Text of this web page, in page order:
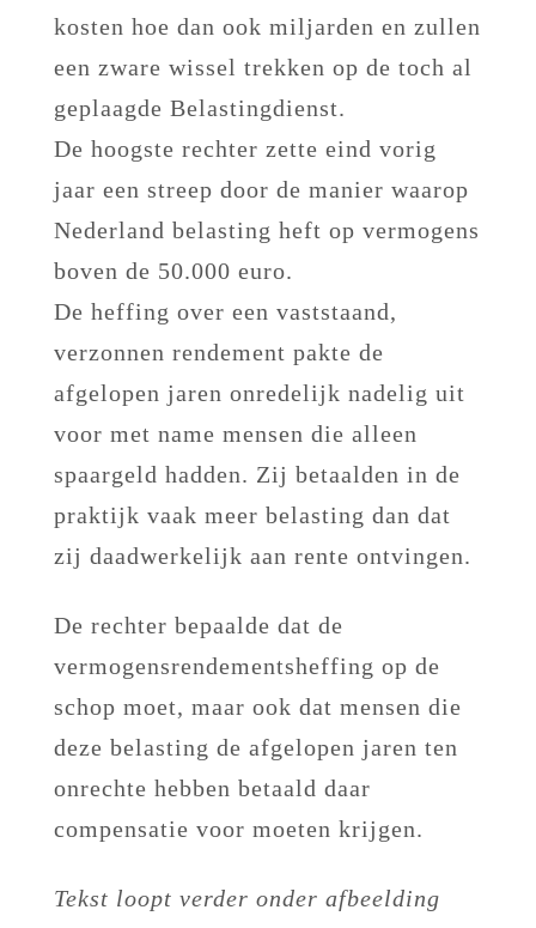
kosten hoe dan ook miljarden en zullen
een zware wissel trekken op de toch al
geplaagde Belastingdienst.
De hoogste rechter zette eind vorig
jaar een streep door de manier waarop
Nederland belasting heft op vermogens
boven de 50.000 euro.
De heffing over een vaststaand,
verzonnen rendement pakte de
afgelopen jaren onredelijk nadelig uit
voor met name mensen die alleen
spaargeld hadden. Zij betaalden in de
praktijk vaak meer belasting dan dat
zij daadwerkelijk aan rente ontvingen.
De rechter bepaalde dat de
vermogensrendementsheffing op de
schop moet, maar ook dat mensen die
deze belasting de afgelopen jaren ten
onrechte hebben betaald daar
compensatie voor moeten krijgen.
Tekst loopt verder onder afbeelding